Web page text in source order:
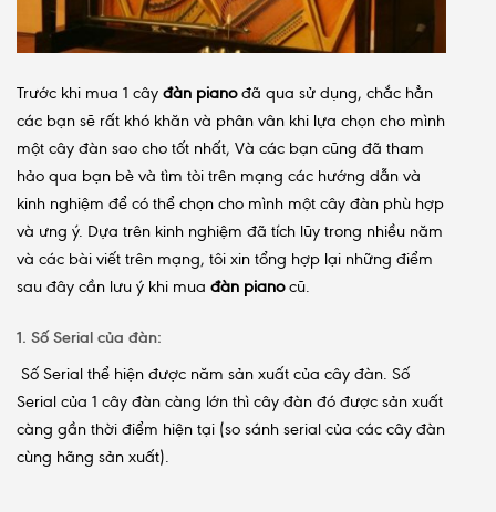
Trước khi mua 1 cây đàn pianođã qua sử dụng, chắc hẳn
các bạn sẽ rất khó khăn và phân vân khi lựa chọn cho mình
một cây đàn sao cho tốt nhất, Và các bạn cũng đã tham
hảo qua bạn bè và tìm tòi trên mạng các hướng dẫn và
kinh nghiệm để có thể chọn cho mình một cây đàn phù hợp
và ưng ý. Dựa trên kinh nghiệm đã tích lũy trong nhiều năm
và các bài viết trên mạng, tôi xin tổng hợp lại những điểm
sau đây cần lưu ý khi mua đàn pianocũ.
1. Số Serial của đàn:
Số Serial thể hiện được năm sản xuất của cây đàn. Số
Serial của 1 cây đàn càng lớn thì cây đàn đó được sản xuất
càng gần thời điểm hiện tại (so sánh serial của các cây đàn
cùng hãng sản xuất).